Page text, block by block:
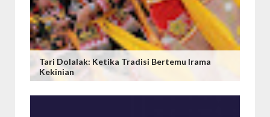
Tari Dolalak: Ketika Tradisi Bertemu Irama
Kekinian